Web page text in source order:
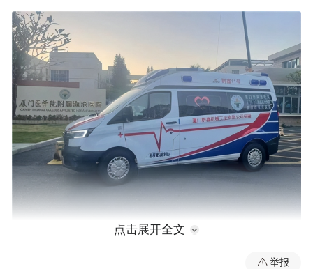
这批监护型救护车装配了先进的智能管理系
点击展开全文
举报